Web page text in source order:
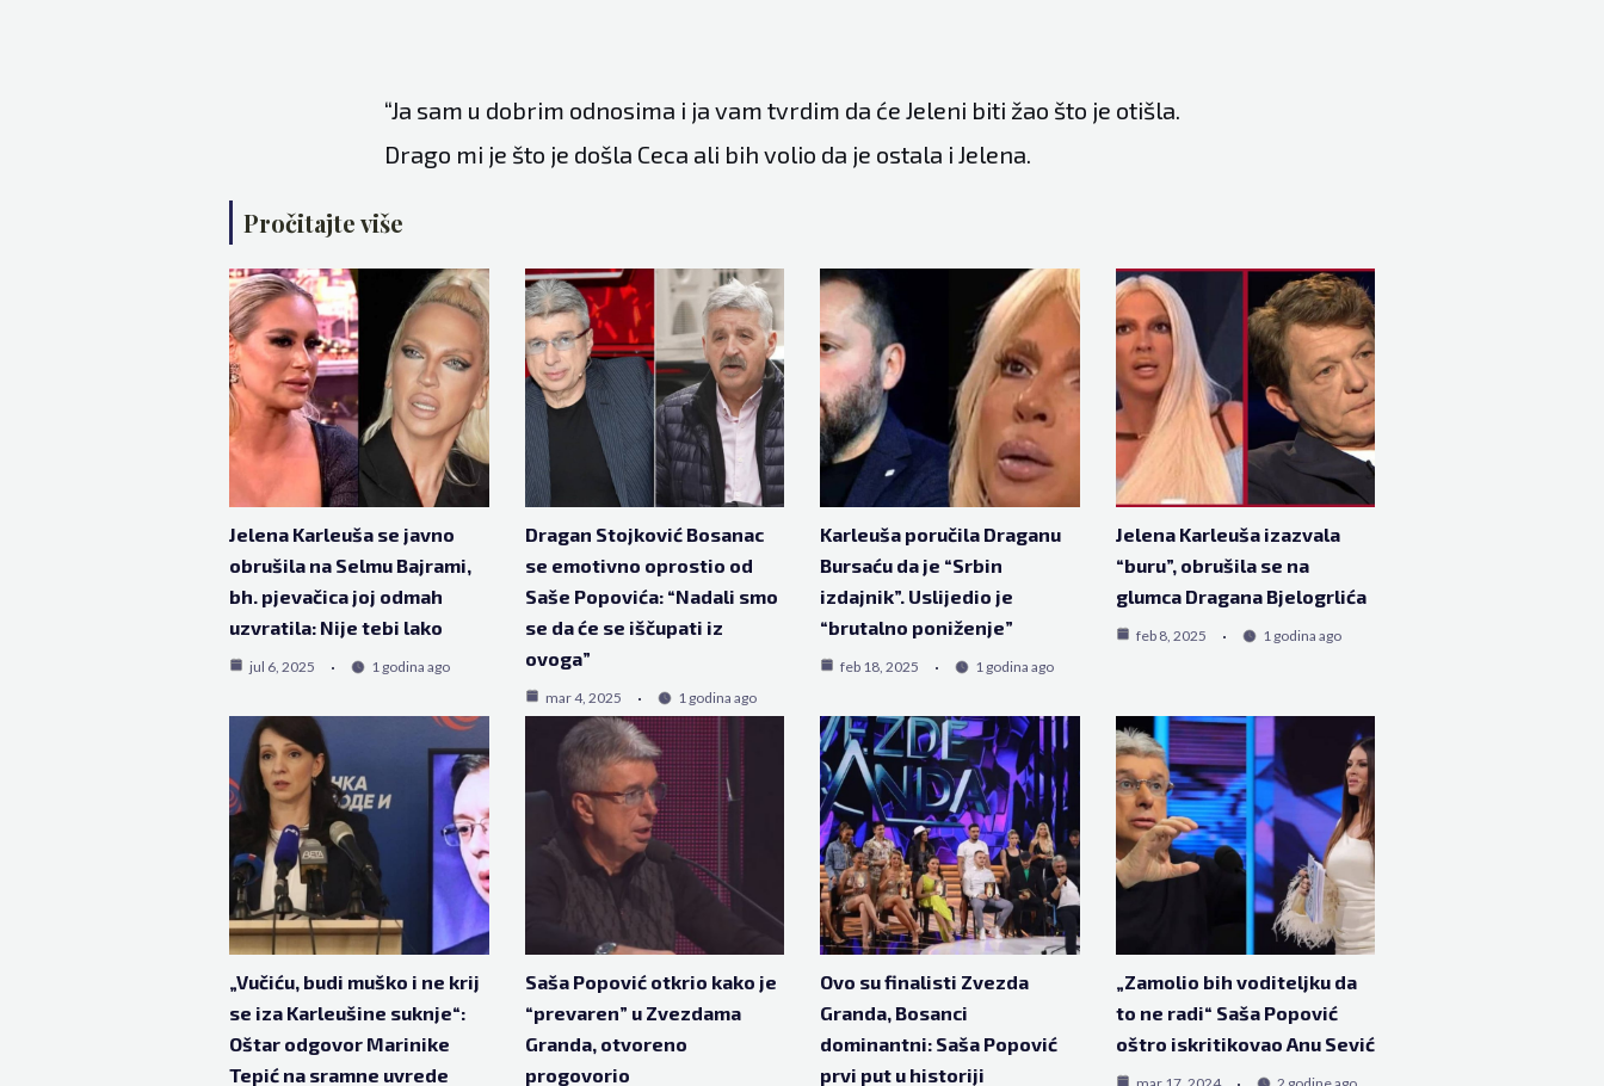
“Ja sam u dobrim odnosima i ja vam tvrdim da će Jeleni biti žao što je otišla.
Drago mi je što je došla Ceca ali bih volio da je ostala i Jelena.
Pročitajte više
Jelena Karleuša se javno
obrušila na Selmu Bajrami,
bh. pjevačica joj odmah
uzvratila: Nije tebi lako
jul 6, 2025 1 godina ago
Dragan Stojković Bosanac
se emotivno oprostio od
Saše Popovića: “Nadali smo
se da će se iščupati iz
ovoga”
mar 4, 2025 1 godina ago
Karleuša poručila Draganu
Bursaću da je “Srbin
izdajnik”. Uslijedio je
“brutalno poniženje”
feb 18, 2025 1 godina ago
Jelena Karleuša izazvala
“buru”, obrušila se na
glumca Dragana Bjelogrlića
feb 8, 2025 1 godina ago
„Vučiću, budi muško i ne krij
se iza Karleušine suknje“:
Oštar odgovor Marinike
Tepić na sramne uvrede
Saša Popović otkrio kako je
“prevaren” u Zvezdama
Granda, otvoreno
progovorio
Ovo su finalisti Zvezda
Granda, Bosanci
dominantni: Saša Popović
prvi put u historiji
„Zamolio bih voditeljku da
to ne radi“ Saša Popović
oštro iskritikovao Anu Sević